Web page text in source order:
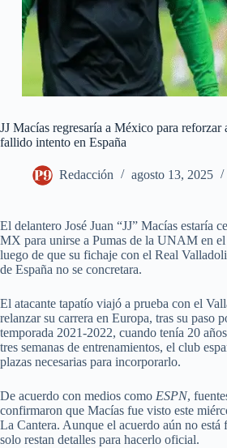
JJ Macías regresaría a México para reforzar
fallido intento en España
Redacción agosto 13, 2025
El delantero José Juan “JJ” Macías estaría
MX para unirse a Pumas de la UNAM en
luego de que su fichaje con el Real
de España no se concretara.
El atacante tapatío viajó a prueba con el
relanzar su carrera en Europa, tras su paso
temporada 2021-2022, cuando tenía 20
tres semanas de entrenamientos, el club
plazas necesarias para incorporarlo.
De acuerdo con medios como ESPN,
confirmaron que Macías fue visto este
La Cantera. Aunque el acuerdo aún no está
solo restan detalles para hacerlo oficial.